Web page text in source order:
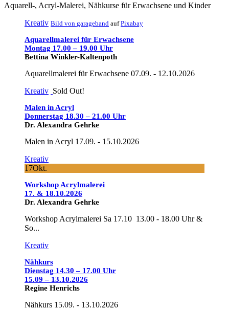
Aquarell-, Acryl-Malerei, Nähkurse für Erwachsene und Kinder
Kreativ Bild von garageband aufPixabay
Aquarellmalerei für Erwachsene
Montag 17.00 – 19.00 Uhr
Bettina Winkler-Kaltenpoth
Aquarellmalerei für Erwachsene 07.09. - 12.10.2026
Kreativ Sold Out!
Malen in Acryl
Donnerstag 18.30 – 21.00 Uhr
Dr. Alexandra Gehrke
Malen in Acryl 17.09. - 15.10.2026
Kreativ
17Okt.
Workshop Acrylmalerei
17. & 18.10.2026
Dr. Alexandra Gehrke
Workshop Acrylmalerei Sa 17.10 13.00 - 18.00 Uhr &
So...
Kreativ
Nähkurs
Dienstag 14.30 – 17.00 Uhr
15.09 – 13.10.2026
Regine Henrichs
Nähkurs 15.09. - 13.10.2026